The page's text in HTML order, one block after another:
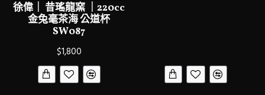
徐偉｜ 昔瑤龍窯 ｜220cc
金兔毫茶海 公道杯
SW087
$1,800